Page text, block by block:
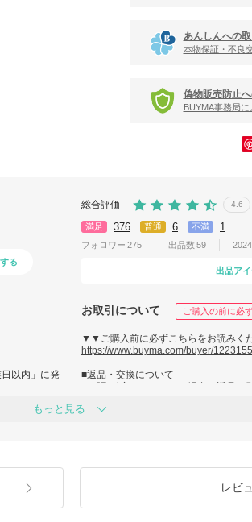
あんしんへの
本物保証・不良
偽物販売防止
BUYMA事務局
る
総合評価 4.6
満足 376 普通 6 不満 1
フォロワー 275 出品数 59
出品ア
お取引について ご購入の前に必
以内」に発
ておりませ
▼▼ご購入前に必ずこちらをお読み
https://www.buyma.com/buyer/
■返品・交換について
※「取引完了」をされた場合、返品・
※届いた商品に問題がないかよくご確
サイズが合わなかった場合「１回限り
①「お問い合わせ」より商品到着後７
（お電話での交換対応は一切できかね
もっと見る
レビ